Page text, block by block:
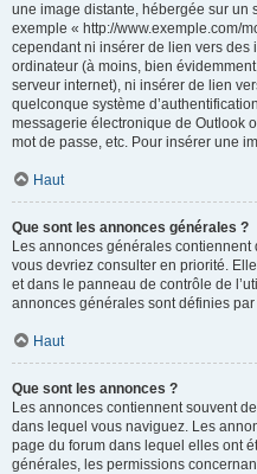
une image distante, hébergée sur un
exemple « http://www.exemple.com/
cependant ni insérer de lien vers des
ordinateur (à moins, bien
serveur internet), ni insérer de lien
quelconque système
messagerie électronique de Outlook
mot de passe, etc. Pour insérer une
Haut
Que sont les annonces générales ?
Les annonces générales
vous devriez consulter en priorité.
et dans le panneau de contrôle de
annonces générales sont définies
Haut
Que sont les annonces ?
Les annonces contiennent souvent
dans lequel vous naviguez. Les
page du forum dans lequel elles ont
générales, les permissions